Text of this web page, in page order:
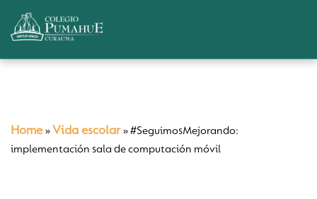
Home » Vida escolar»#SeguimosMejorando:
implementación sala de computación móvil